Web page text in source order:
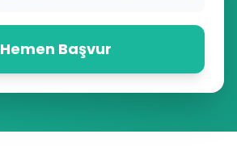
Hemen Başvur